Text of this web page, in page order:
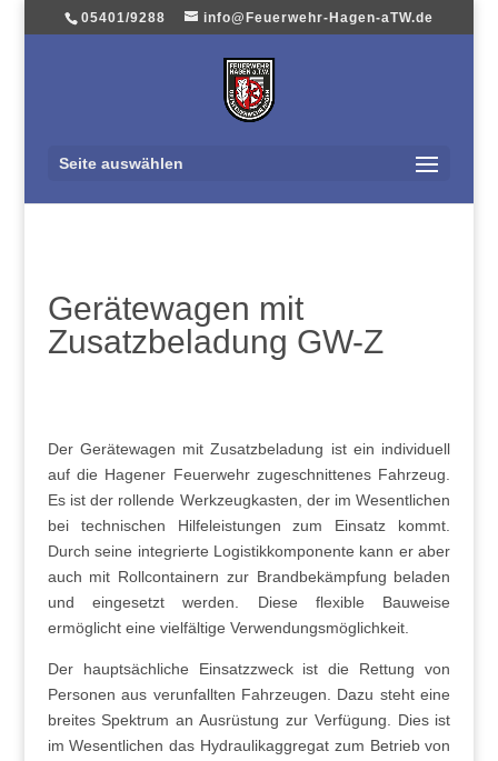
05401/9288 info@Feuerwehr-Hagen-aTW.de
Seite auswählen
Gerätewagen mit
Zusatzbeladung GW-Z
Der Gerätewagen mit Zusatzbeladung ist ein individuell
auf die Hagener Feuerwehr zugeschnittenes Fahrzeug.
Es ist der rollende Werkzeugkasten, der im Wesentlichen
bei technischen Hilfeleistungen zum Einsatz kommt.
Durch seine integrierte Logistikkomponente kann er aber
auch mit Rollcontainern zur Brandbekämpfung beladen
und eingesetzt werden. Diese flexible Bauweise
ermöglicht eine vielfältige Verwendungsmöglichkeit.
Der hauptsächliche Einsatzzweck ist die Rettung von
Personen aus verunfallten Fahrzeugen. Dazu steht eine
breites Spektrum an Ausrüstung zur Verfügung. Dies ist
im Wesentlichen das Hydraulikaggregat zum Betrieb von